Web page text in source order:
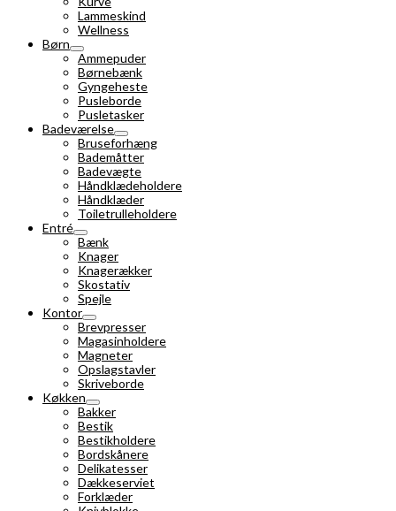
Lammeskind
Wellness
Børn
Ammepuder
Børnebænk
Gyngeheste
Pusleborde
Pusletasker
Badeværelse
Bruseforhæng
Bademåtter
Badevægte
Håndklædeholdere
Håndklæder
Toiletrulleholdere
Entré
Bænk
Knager
Knagerækker
Skostativ
Spejle
Kontor
Brevpresser
Magasinholdere
Magneter
Opslagstavler
Skriveborde
Køkken
Bakker
Bestik
Bestikholdere
Bordskånere
Delikatesser
Dækkeserviet
Forklæder